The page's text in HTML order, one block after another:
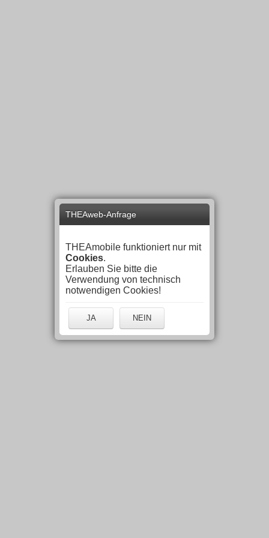
THEAweb-Anfrage
THEAmobile funktioniert nur mit
Cookies.
Erlauben Sie bitte die
Verwendung von technisch
notwendigen Cookies!
JA NEIN